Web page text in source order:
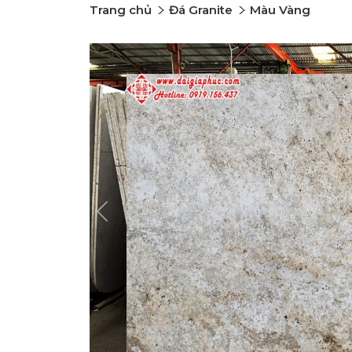
Trang chủ Đá Granite Màu Vàng
Previous